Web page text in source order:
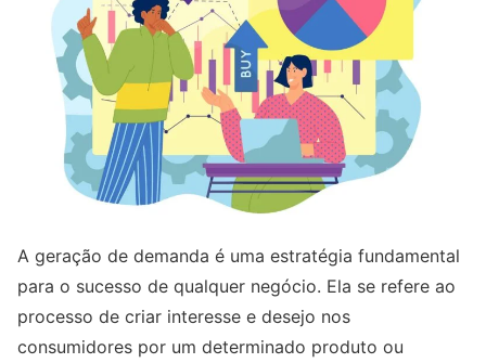
A geração de demanda é uma estratégia fundamental
para o sucesso de qualquer negócio. Ela se refere ao
processo de criar interesse e desejo nos
consumidores por um determinado produto ou